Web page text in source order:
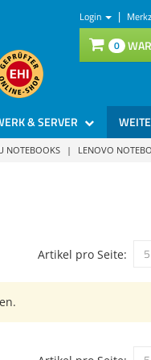
Login |
0
& SERVER
NOTEBOOKS | LENOVO
Artikel pro Seite: 5